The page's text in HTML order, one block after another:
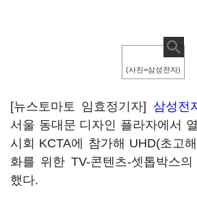
(사진=삼성전자)
[뉴스토마토 임효정기자] 삼성전
서울 동대문 디자인 플라자에서
시회 KCTA에 참가해 UHD(초고
화를 위한 TV-콘텐츠-셋톱박스
했다.